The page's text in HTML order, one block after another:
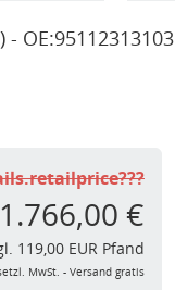
OE:95112313103
1.766,00 €
119,00 EUR Pfand
MwSt. - Versand gratis